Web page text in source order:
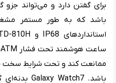
برای گفتن دارد و می‌تواند جزو
باشد که به طور مستمر
ممانعت کند و تحت شرایط سخت